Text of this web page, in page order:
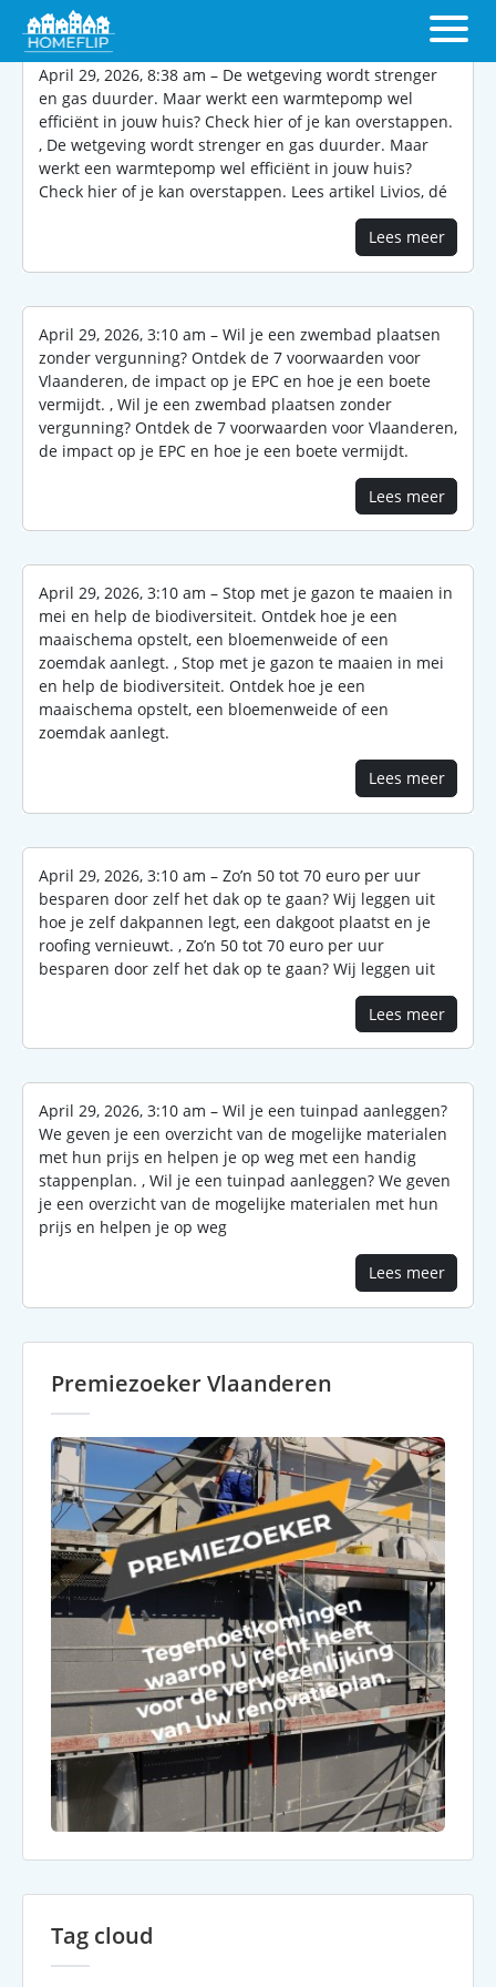
April 29, 2026, 8:38 am – De wetgeving wordt strenger
en gas duurder. Maar werkt een warmtepomp wel
efficiënt in jouw huis? Check hier of je kan overstappen.
, De wetgeving wordt strenger en gas duurder. Maar
werkt een warmtepomp wel efficiënt in jouw huis?
Check hier of je kan overstappen. Lees artikel Livios, dé
Lees meer
April 29, 2026, 3:10 am – Wil je een zwembad plaatsen
zonder vergunning? Ontdek de 7 voorwaarden voor
Vlaanderen, de impact op je EPC en hoe je een boete
vermijdt. , Wil je een zwembad plaatsen zonder
vergunning? Ontdek de 7 voorwaarden voor Vlaanderen,
de impact op je EPC en hoe je een boete vermijdt.
Lees meer
April 29, 2026, 3:10 am – Stop met je gazon te maaien in
mei en help de biodiversiteit. Ontdek hoe je een
maaischema opstelt, een bloemenweide of een
zoemdak aanlegt. , Stop met je gazon te maaien in mei
en help de biodiversiteit. Ontdek hoe je een
maaischema opstelt, een bloemenweide of een
zoemdak aanlegt.
Lees meer
April 29, 2026, 3:10 am – Zo’n 50 tot 70 euro per uur
besparen door zelf het dak op te gaan? Wij leggen uit
hoe je zelf dakpannen legt, een dakgoot plaatst en je
roofing vernieuwt. , Zo’n 50 tot 70 euro per uur
besparen door zelf het dak op te gaan? Wij leggen uit
Lees meer
April 29, 2026, 3:10 am – Wil je een tuinpad aanleggen?
We geven je een overzicht van de mogelijke materialen
met hun prijs en helpen je op weg met een handig
stappenplan. , Wil je een tuinpad aanleggen? We geven
je een overzicht van de mogelijke materialen met hun
prijs en helpen je op weg
Lees meer
Premiezoeker Vlaanderen
Tag cloud